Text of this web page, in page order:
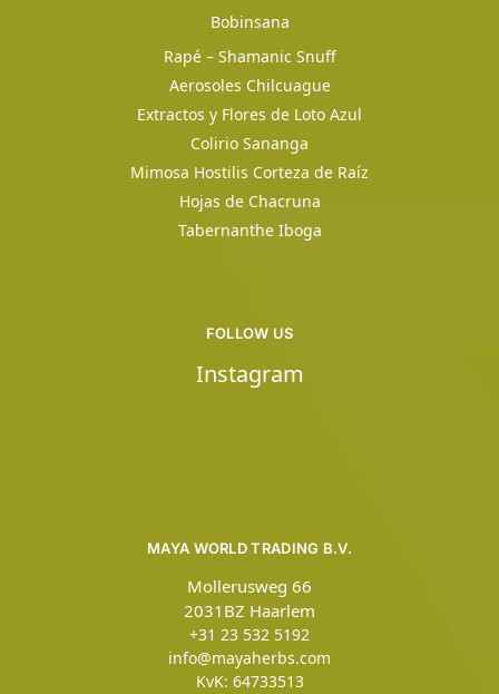
Bobinsana
Rapé – Shamanic Snuff
Aerosoles Chilcuague
Extractos y Flores de Loto Azul
Colirio Sananga
Mimosa Hostilis Corteza de Raíz
Hojas de Chacruna
Tabernanthe Iboga
MAYA WORLD TRADING B.V.
Mollerusweg 66
2031BZ Haarlem
+31 23 532 5192
info@mayaherbs.com
KvK: 64733513
FOLLOW US
Instagram